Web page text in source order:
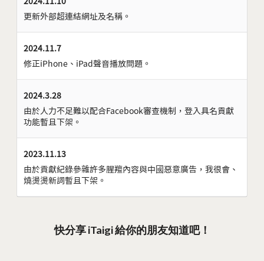
更新外部超連結網址及名稱。
2024.11.7
修正iPhone、iPad聲音播放問題。
2024.3.28
由於人力不足難以配合Facebook審查機制，登入具名貢獻
功能暫且下架。
2023.11.13
由於貢獻紀錄參雜許多腥羶內容與中國惡意廣告，我很會、
燒燙燙新詞暫且下架。
快分享 iTaigi 給你的朋友知道吧！